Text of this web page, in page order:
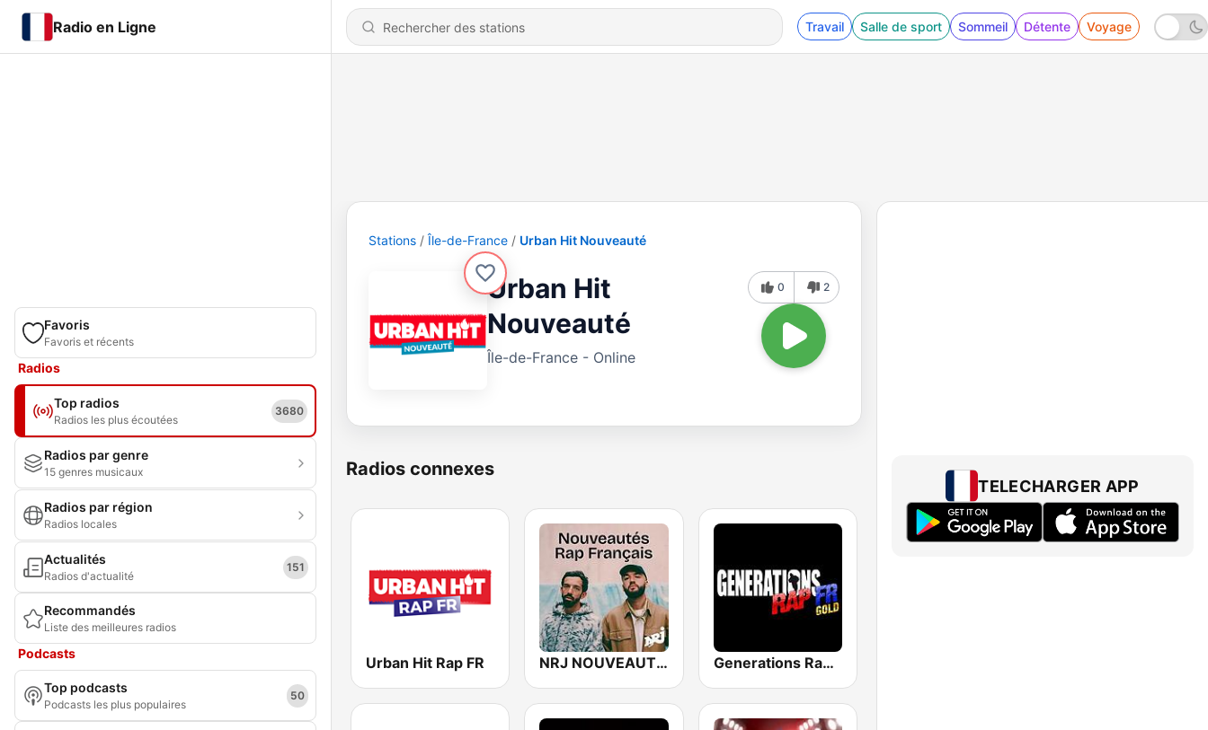
Radio en Ligne Travail Salle de sport Sommeil Détente Voyage
Favoris
Favoris et récents
Radios
Top radios
Radios les plus écoutées
3680
Radios par genre
15 genres musicaux
Radios par région
Radios locales
Actualités
Radios d'actualité
151
Recommandés
Liste des meilleures radios
Podcasts
Top podcasts
Podcasts les plus populaires
50
Stations Île-de-France Urban Hit Nouveauté
Urban Hit
Nouveauté
Île-de-France - Online
0 2
Radios connexes
Urban Hit Rap FR NRJ NOUVEAUTES RAP FRANCAIS Generations Rap FR Gold
TELECHARGER APP